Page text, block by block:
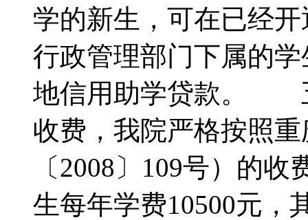
学的新生，可在已经
行政管理部门下属的
地信用助学贷款。
收费，我院严格按照
〔2008〕109号）的
生每年学费10500元，